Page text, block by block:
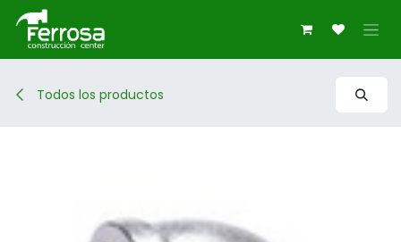
Ir al contenido
Todos los productos